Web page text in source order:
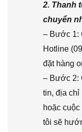
2. Thanh
chuyển
– Bước 1:
Hotline
đặt hàng
– Bước 2:
tin, địa chỉ
hoặc
tôi sẽ